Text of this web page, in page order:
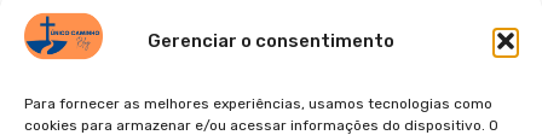
Gerenciar o consentimento
Para fornecer as melhores experiências, usamos tecnologias como
cookies para armazenar e/ou acessar informações do dispositivo. O